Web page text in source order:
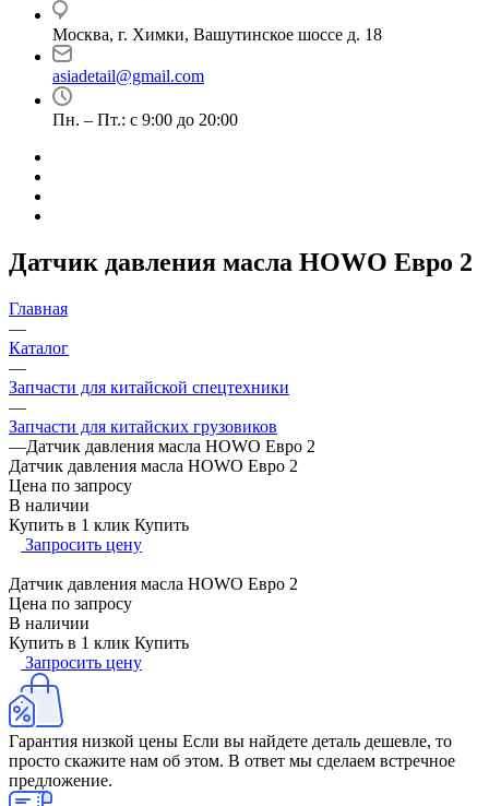
Москва, г. Химки, Вашутинское шоссе д. 18
asiadetail@gmail.com
Пн. – Пт.: с 9:00 до 20:00
Датчик давления масла HOWO Евро 2
Главная
—
Каталог
—
Запчасти для китайской спецтехники
—
Запчасти для китайских грузовиков
—Датчик давления масла HOWO Евро 2
Датчик давления масла HOWO Евро 2
Цена по запросу
В наличии
Купить в 1 клик Купить
Запросить цену
Датчик давления масла HOWO Евро 2
Цена по запросу
В наличии
Купить в 1 клик Купить
Запросить цену
Гарантия низкой цены Если вы найдете деталь дешевле, то
просто скажите нам об этом. В ответ мы сделаем встречное
предложение.